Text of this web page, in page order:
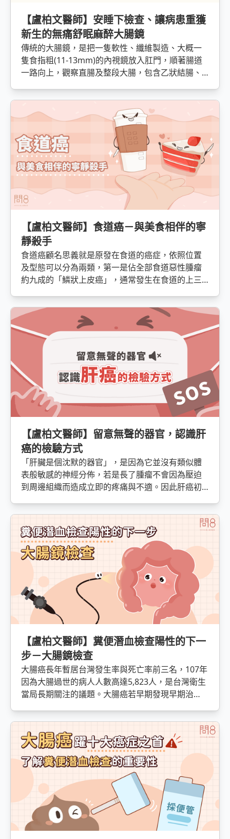
實證醫學討論會，每年的Taiwan Digestive week、
Asian Pacific Association for the Study of the
Liver，總能號召國內外醫學專家來到台灣一同分
享、討論最新研究以及臨床處置。
【盧柏文醫師】安睡下檢查、讓病患重獲
新生的無痛舒眠麻醉大腸鏡
傳統的大腸鏡，是把一隻軟性、纖維製造、大概一
隻食指粗(11-13mm)的內視鏡放入肛門，順著腸道
一路向上，觀察直腸及整段大腸，包含乙狀結腸、
程雖然大約半小時到一小時，但對許多人，尤其之
前有接受過腹部手術（包括剖腹產）的人來說並不
好忍受。另外，術前要進行清腸，不只飲食須盡量
遵守「低渣飲食」、「低FODMAP飲食」的原則
外，在術前一天開始使用瀉劑，才能避免不良清腸
狀態影響判讀結果。那醫師會用什麼工具來衡量清
腸狀態的好壞呢？
【盧柏文醫師】食道癌－與美食相伴的寧
靜殺手
食道癌顧名思義就是原發在食道的癌症，依照位置
及型態可以分為兩類，第一是佔全部食道惡性腫瘤
約九成的「鱗狀上皮癌」，通常發生在食道的上三
產生癌變的腫瘤，通常發生在食道的下三分之一。
【盧柏文醫師】留意無聲的器官，認識肝
癌的檢驗方式
「肝臟是個沈默的器官」，是因為它並沒有類似體
表般敏感的神經分佈，若是長了腫瘤不會因為壓迫
到周邊組織而造成立即的疼痛與不適。因此肝癌初
脹的，全身無力，或者是輕微的黃疸上升或食慾不
振)。
【盧柏文醫師】糞便潛血檢查陽性的下一
步－大腸鏡檢查
大腸癌長年暫居台灣發生率與死亡率前三名，107年
因為大腸過世的病人人數高達5,823人，是台灣衛生
當局長期關注的議題。大腸癌若早期發現早期治
及早發現而造成死亡人數逐漸攀升。自民國93年
起，推動5大便潛血篩檢，更自民國99年開始納入健
保給付，並且於民國102年開始年6月起將篩檢年齡
調為50-74歲。據國外統計約可降低18%-33%的大腸
癌死亡率。潛血反應在配合後續的大腸鏡檢查，讓
在醫療衛生資源有限的狀況下，成功讓台灣的大腸
癌死亡率大幅降低，然而卻有很多人不清楚大腸鏡
的檢查過程而推遲檢查，今天我們就來一探大腸鏡
的完整檢查過程以及應該要注意的事項吧！